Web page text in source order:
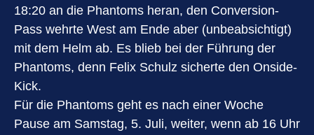
18:20 an die Phantoms heran, den Conversion-
Pass wehrte West am Ende aber (unbeabsichtigt)
mit dem Helm ab. Es blieb bei der Führung der
Phantoms, denn Felix Schulz sicherte den Onside-
Kick.
Für die Phantoms geht es nach einer Woche
Pause am Samstag, 5. Juli, weiter, wenn ab 16 Uhr